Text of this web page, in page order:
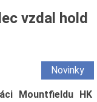
vzdal hold
Novinky
Mountfieldu HK